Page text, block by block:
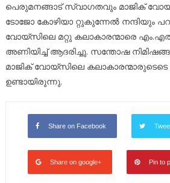
പെരുമനങ്ങാട് സ്വാഗതവും മാജിക്
ടോജോ കോഴിയാ റ്റുകുന്നേൽ നന്ദിയും
വോയ്സിലെ മറ്റു കലാകാരന്മാരെ
അണിയിച്ച് ആദരിച്ചു. സന്തോഷ
മാജിക് വോയ്സിലെ
ഉണ്ടായിരുന്നു.
Share on Facebook
Share on google+ Pin to